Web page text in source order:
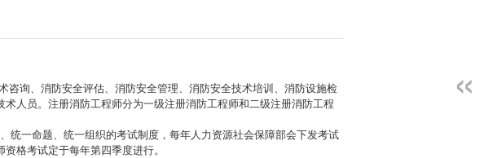
咨询、消防安全评估、消防安全管理、消防安全技术培训、消防设施检
人员。注册消防工程师分为一级注册消防工程师和二级注册消防工程
统一命题、统一组织的考试制度，每年人力资源社会保障部会下发考试
格考试定于每年第四季度进行。
«